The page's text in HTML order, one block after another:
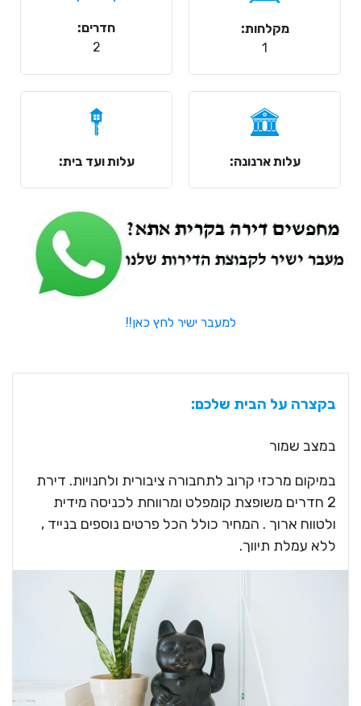
מקלחות:
1
חדרים:
2
עלות ארנונה: עלות ועד בית:
למעבר ישיר לחץ כאן!!
בקצרה על הבית שלכם:
במצב שמור
במיקום מרכזי קרוב לתחבורה ציבורית ולחנויות. דירת
2 חדרים משופצת קומפלט ומרווחת לכניסה מידית
ולטווח ארוך . המחיר כולל הכל פרטים נוספים בנייד ,
ללא עמלת תיווך.